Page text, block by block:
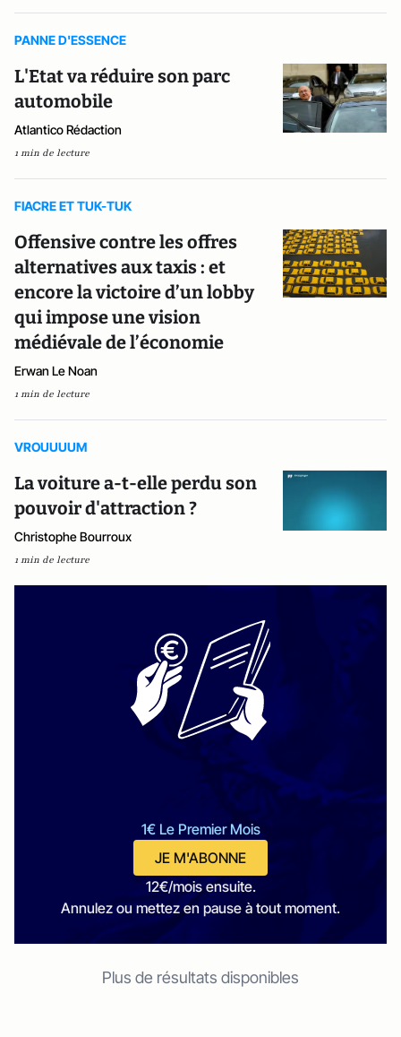
PANNE D'ESSENCE
L'Etat va réduire son parc
automobile
Atlantico Rédaction
1 min de lecture
FIACRE ET TUK-TUK
Offensive contre les offres
alternatives aux taxis : et
encore la victoire d’un lobby
qui impose une vision
médiévale de l’économie
Erwan Le Noan
1 min de lecture
VROUUUUM
La voiture a-t-elle perdu son
pouvoir d'attraction ?
Christophe Bourroux
1 min de lecture
1€ Le Premier Mois
JE M'ABONNE
12€/mois ensuite.
Annulez ou mettez en pause à tout moment.
Plus de résultats disponibles